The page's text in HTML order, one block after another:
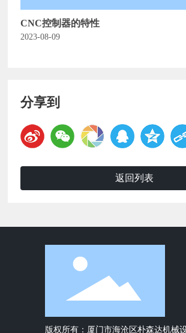
CNC控制器的特性
2023-08-09
分享到
返回列表
版权所有：厦门市海沧区朴森达机械